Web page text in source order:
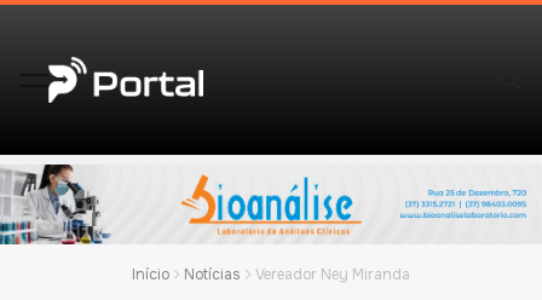
Início Notícias Vereador Ney Miranda